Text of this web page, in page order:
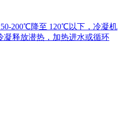
200℃降至 120℃以下，冷凝机
凝释放潜热，加热进水或循环